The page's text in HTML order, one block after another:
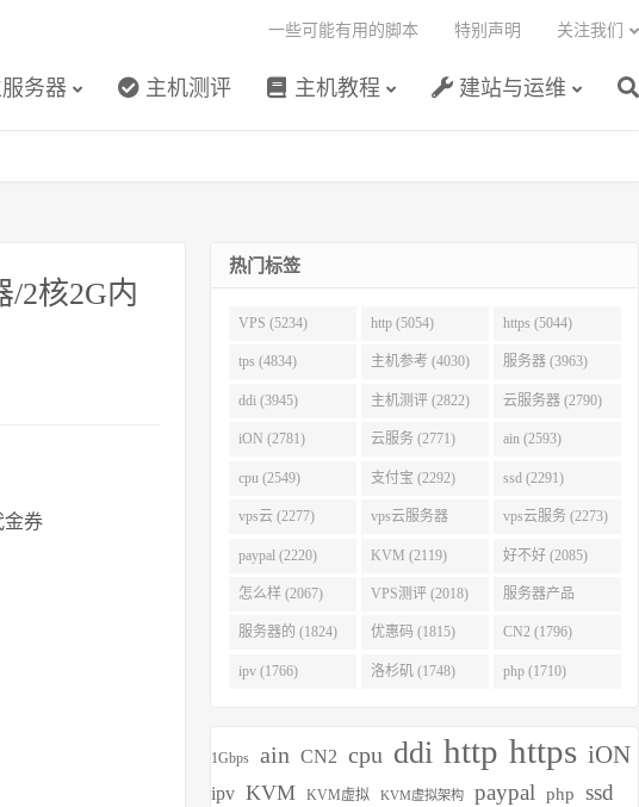
务器 主机测评 主机教程 建站与运维
一些可能有用的脚本 特别声明 关注我们
2核2G内
热门标签
VPS (5234) http (5054) https (5044)
tps (4834) 主机参考 (4030) 服务器 (3963)
ddi (3945) 主机测评 (2822) 云服务器 (2790)
iON (2781) 云服务 (2771) ain (2593)
cpu (2549) 支付宝 (2292) ssd (2291)
vps云 (2277) vps云服务器
(2275)
vps云服务 (2273)
paypal (2220) KVM (2119) 好不好 (2085)
怎么样 (2067) VPS测评 (2018) 服务器产品
(1938)
服务器的 (1824) 优惠码 (1815) CN2 (1796)
ipv (1766) 洛杉矶 (1748) php (1710)
1Gbps ain CN2 cpu ddi http https iON
ipv KVM KVM虚拟 KVM虚拟架构 paypal php ssd